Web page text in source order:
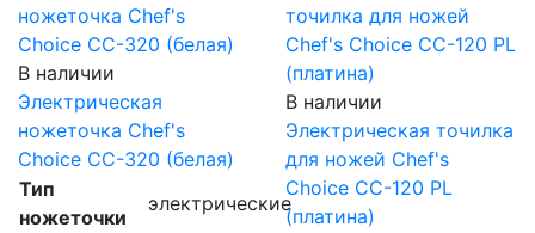
В наличии
Электрическая
ножеточка Chef's
Choice CC-320 (белая)
Тип
ножеточки
электрические
В наличии
Электрическая точилка
для ножей Chef's
Choice CC-120 PL
(платина)